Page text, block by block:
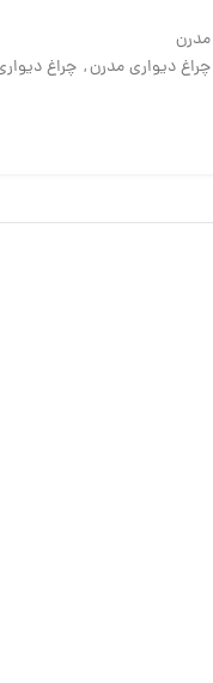
مدرن
چراغ دیواری مدرن, چراغ